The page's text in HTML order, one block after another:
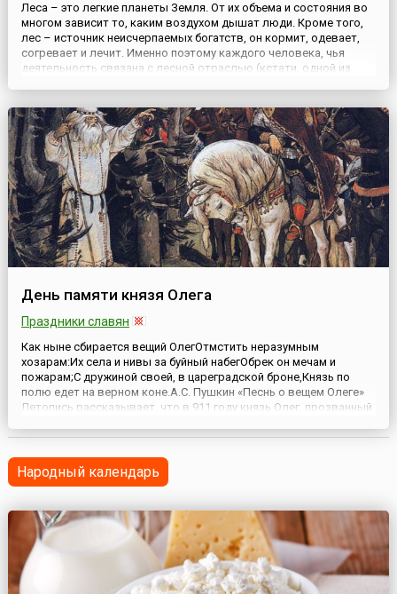
Леса – это легкие планеты Земля. От их объема и состояния во
многом зависит то, каким воздухом дышат люди. Кроме того,
лес – источник неисчерпаемых богатств, он кормит, одевает,
согревает и лечит. Именно поэтому каждого человека, чья
деятельность связана с лесной отраслью (кстати, одной из
День памяти князя Олега
Праздники славян
Как ныне сбирается вещий ОлегОтмстить неразумным
хозарам:Их села и нивы за буйный набегОбрек он мечам и
пожарам;С дружиной своей, в цареградской броне,Князь по
полю едет на верном коне.А.С. Пушкин «Песнь о вещем Олеге»
Летопись рассказывает, что в 911 году князь Олег, прозванный
(славянск. — Царьград) заключил договор с Виза...
Народный календарь